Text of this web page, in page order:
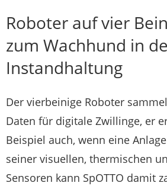
Roboter auf vier
zum Wachhund in
Instandhaltung
Der vierbeinige Roboter
Daten für digitale Zwillinge, er
Beispiel auch, wenn eine
seiner visuellen, thermischen
Sensoren kann SpOTTO damit